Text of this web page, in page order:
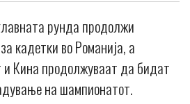
рунда продолжи
кадетки во Романија, а
и Кина продолжуваат да бидат
на шампионатот.